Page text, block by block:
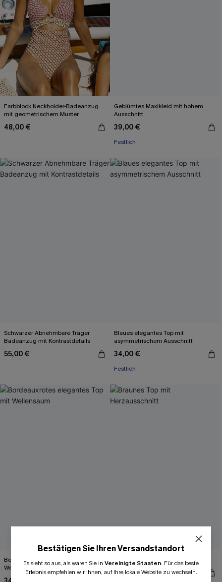
Farbblock Neckholder-Badeanzug
mit geometrischem Muster
48,00 €
Geblümtes Maxikleid mit hohem
Ausschnitt
39,00 €
Festlich
Schwarzer Abnehmbare Träger
Badeanzug mit Kontrastdetails
55,00 €
Blaues elegantes Top mit
asymmetrischem Ausschnitt
34,00 €
Festlich
Bordeauxrotes elegantes Top mit
Wellensaum
Braunes Top mit Herzausschnitt
34,00 €
Bestätigen Sie Ihren Versandstandort
Es sieht so aus, als wären Sie in Vereinigte Staaten. Für das beste
Erlebnis empfehlen wir Ihnen, auf Ihre lokale Website zu wechseln.